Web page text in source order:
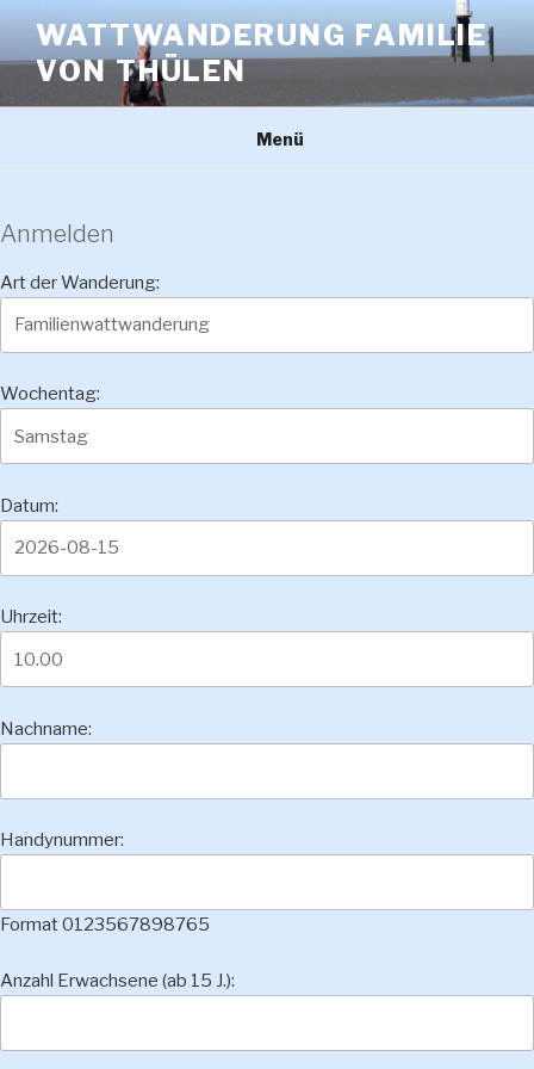
Inhalt
springen
WATTWANDERUNG FAMILIE
VON THÜLEN
Menü
Anmelden
Art der Wanderung:
Wochentag:
Datum:
Uhrzeit:
Nachname:
Handynummer:
Format 0123567898765
Anzahl Erwachsene (ab 15 J.):